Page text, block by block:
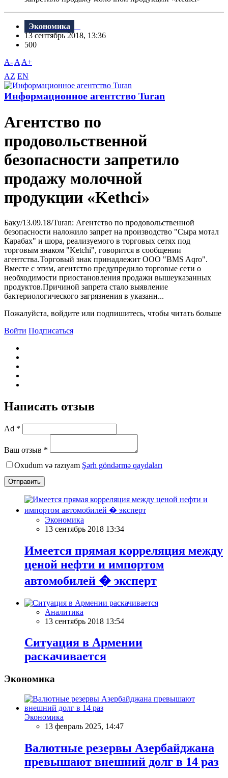
Экономика
13 сентябрь 2018, 13:36
500
A- A A+
AZ EN
Информационное агентство Turan
Агентство по
продовольственной
безопасности запретило
продажу молочной
продукции «Kethci»
Баку/13.09.18/Turan: Агентство по продовольственной
безопасности наложило запрет на производство "Сыра мотал
Карабах" и шора, реализуемого в торговых сетях под
торговым знаком "Ketchi", говорится в сообщении
агентства.Торговый знак принадлежит ООО "BMS Aqro".
Bместе с этим, агентство предупредило торговые сети о
необходимости приостановления продажи вышеуказанных
продуктов.Причиной запрета стало выявление
бактериологического загрязнения в указанн...
Пожалуйста, войдите или подпишитесь, чтобы читать больше
Войти Подписаться
Написать отзыв
Ad *
Ваш отзыв *
Oxudum və razıyam Şərh göndərmə qaydaları
Отправить
Экономика
13 сентябрь 2018 13:34
Имеется прямая корреляция между
ценой нефти и импортом
автомобилей � эксперт
Аналитика
13 сентябрь 2018 13:54
Ситуация в Армении
раскачивается
Экономика
Экономика
13 февраль 2025, 14:47
Валютные резервы Азербайджана
превышают внешний долг в 14 раз